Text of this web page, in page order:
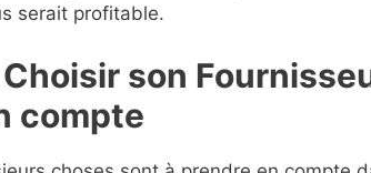
serait profitable.
son
compte